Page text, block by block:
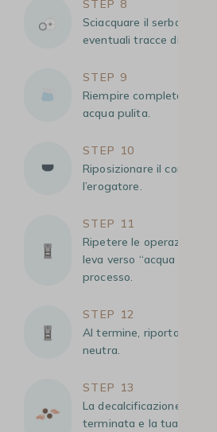
STEP 8
Sciacquare il serbatoio
eventuali tracce di
STEP 9
Riempire completamente
acqua pulita.
STEP 10
Riposizionare il
l’erogatore.
STEP 11
Ripetere le operazioni
leva verso “acqua
processo.
STEP 12
Al termine, riportare la
neutra.
STEP 13
La decalcificazione della
terminata e la tua